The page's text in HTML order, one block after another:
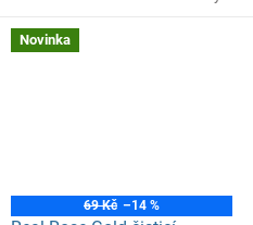
Balení 500 ml.
Novinka
69 Kč –14 %